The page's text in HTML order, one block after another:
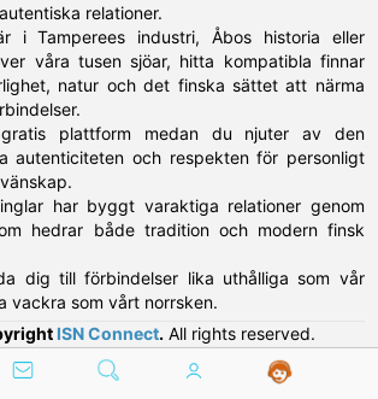
relationer.
i Tamperees industri, Åbos historia eller
våra tusen sjöar, hitta kompatibla finnar
natur och det finska sättet att närma
plattform medan du njuter av den
autenticiteten och respekten för personligt
har byggt varaktiga relationer genom
hedrar både tradition och modern finsk
dig till förbindelser lika uthålliga som vår
vackra som vårt norrsken.
ISN Connect. All rights reserved.